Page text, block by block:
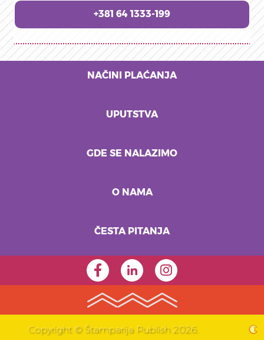
+381 64 1333-199
NAČINI PLAĆANJA
UPUTSTVA
GDE SE NALAZIMO
O NAMA
ČESTA PITANJA
Copyright © Štamparija Publish 2026.